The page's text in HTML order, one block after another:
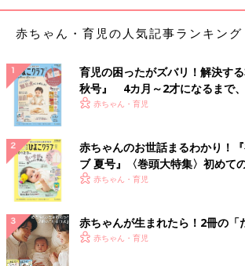
ージ。新居での新生活がスタートしたころの話です。
――現在、お義母さんとの二世帯同居中という
たかぎ 義母は築50年以上の古い一軒家にひ
たので、なにかと心配でした。私も家で仕事
見てくれる人がいるほうが助かる状態だった
母さん、家を建て直して一緒に住みませんか
た。
家を設計してもらうときは、義母と夫と私で
た。玄関は一つで中はつながっているけれど
ペースはフロア別の「部分共有型の二世帯住
義母はおだやかで優しい人だとわかっていた
赤ちゃん・育児の人気記事ランキング
育児の困ったがズバリ！解決す
秋号』 4カ月～2才になるまで
いっぱい！
赤ちゃん・育児
赤ちゃんのお世話まるわかり！
ブ 夏号』〈巻頭大特集〉初めて
く！ おっぱい・ミルクの基本と
赤ちゃん・育児
赤ちゃんが生まれたら！2冊の「
赤ちゃん・育児